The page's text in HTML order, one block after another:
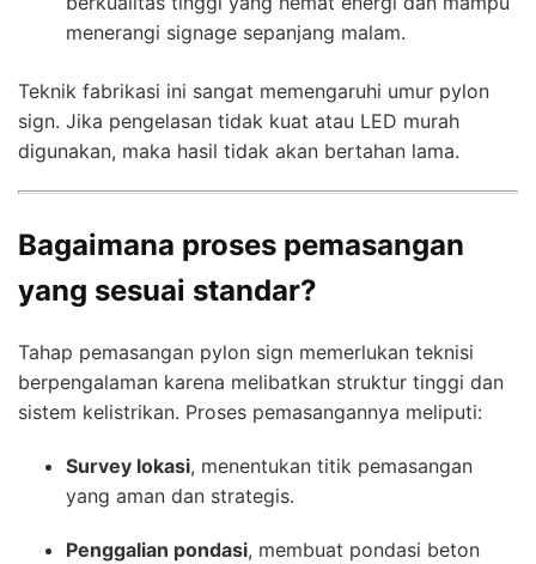
menerangi signage sepanjang malam.
Teknik fabrikasi ini sangat memengaruhi umur pylon
sign. Jika pengelasan tidak kuat atau LED murah
digunakan, maka hasil tidak akan bertahan lama.
Bagaimana proses pemasangan
yang sesuai standar?
Tahap pemasangan pylon sign memerlukan teknisi
berpengalaman karena melibatkan struktur tinggi dan
sistem kelistrikan. Proses pemasangannya meliputi:
Survey lokasi, menentukan titik pemasangan
yang aman dan strategis.
Penggalian pondasi, membuat pondasi beton